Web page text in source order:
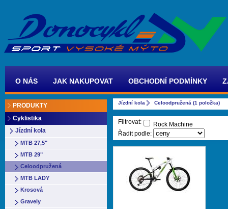
O NÁS JAK NAKUPOVAT OBCHODNÍ PODMÍNKY
PRODUKTY
Cyklistika
Jízdní kola
MTB 27,5"
MTB 29"
Celoodpružená
MTB LADY
Krosová
Gravely
Jízdní kola Celoodpružená (1 položka)
Filtrovat:
Rock Machine
Řadit podle: